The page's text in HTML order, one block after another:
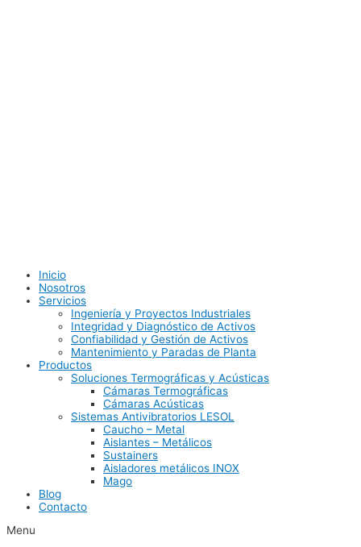
Inicio
Nosotros
Servicios
Ingeniería y Proyectos Industriales
Integridad y Diagnóstico de Activos
Confiabilidad y Gestión de Activos
Mantenimiento y Paradas de Planta
Productos
Soluciones Termográficas y Acústicas
Cámaras Termográficas
Cámaras Acústicas
Sistemas Antivibratorios LESOL
Caucho – Metal
Aislantes – Metálicos
Sustainers
Aisladores metálicos INOX
Mago
Blog
Contacto
Menu